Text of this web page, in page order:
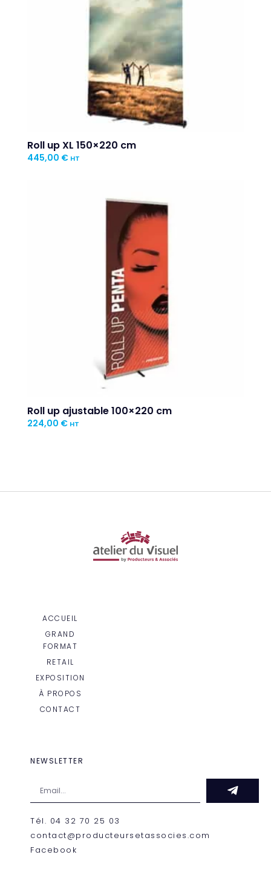
Roll up XL 150×220 cm
445,00 € HT
Roll up ajustable 100×220 cm
224,00 € HT
ACCUEIL
GRAND
FORMAT
RETAIL
EXPOSITION
À PROPOS
CONTACT
NEWSLETTER
Tél. 04 32 70 25 03
contact@producteursetassocies.com
Facebook